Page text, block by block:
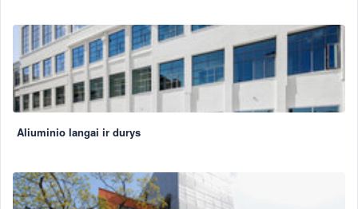
Aliuminio langai ir durys